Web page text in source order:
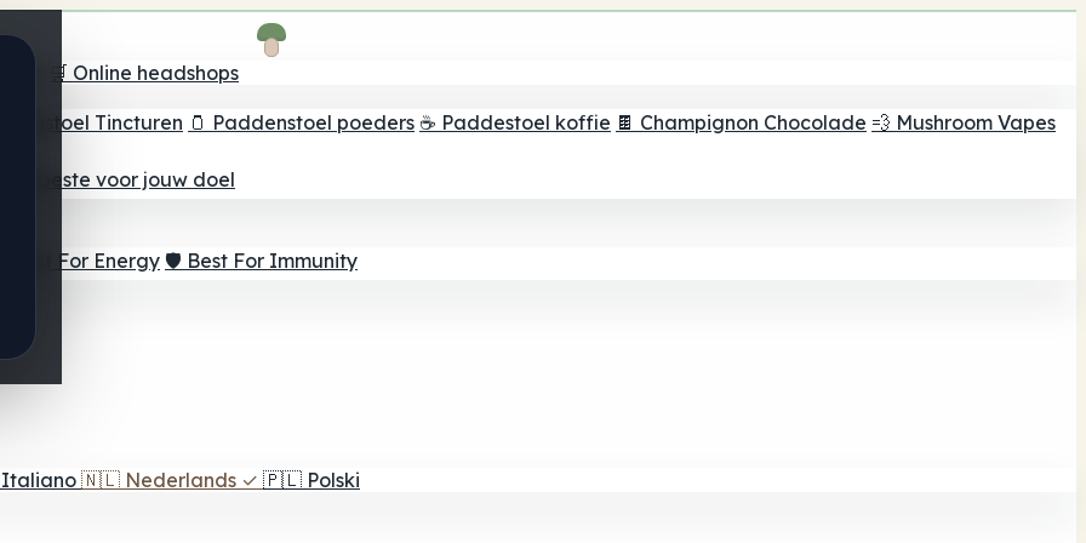
🛒 Online headshops
Tincturen 🫙 Paddenstoel poeders ☕ Paddestoel koffie 🍫 Champignon Chocolade 💨 Mushroom Vapes
beste voor jouw doel
⚡ Best For Energy 🛡️ Best For Immunity
Italiano 🇳🇱 Nederlands ✓ 🇵🇱 Polski